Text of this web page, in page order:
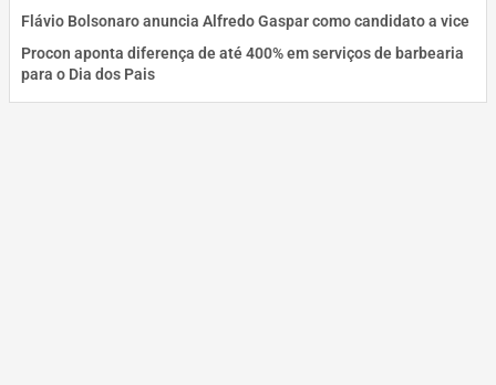
Flávio Bolsonaro anuncia Alfredo Gaspar como candidato a vice
Procon aponta diferença de até 400% em serviços de barbearia
para o Dia dos Pais